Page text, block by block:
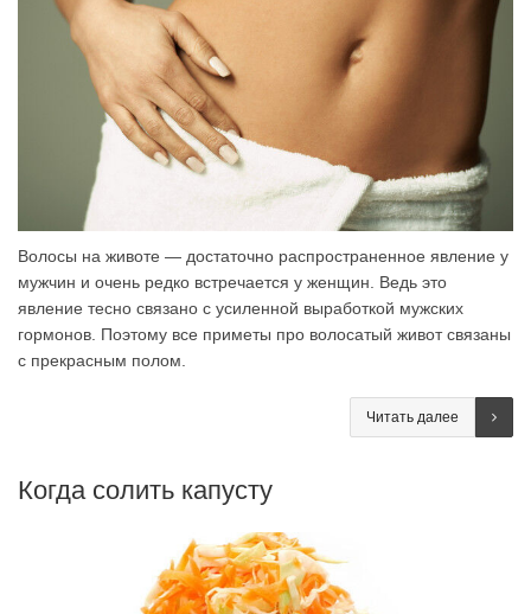
Волосы на животе — достаточно распространенное явление у
мужчин и очень редко встречается у женщин. Ведь это
явление тесно связано с усиленной выработкой мужских
гормонов. Поэтому все приметы про волосатый живот связаны
с прекрасным полом.
Читать далее
Когда солить капусту